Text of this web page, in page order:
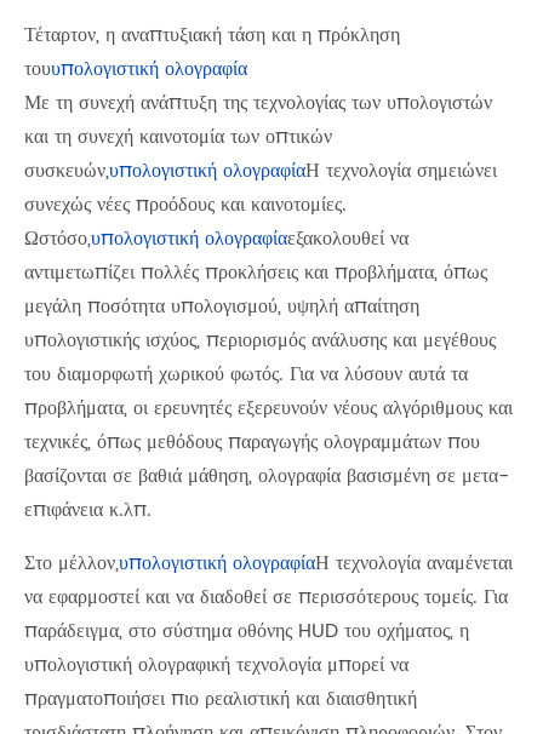
Τέταρτον, η αναπτυξιακή τάση και η πρόκληση
τουυπολογιστική ολογραφία
Με τη συνεχή ανάπτυξη της τεχνολογίας των υπολογιστών
και τη συνεχή καινοτομία των οπτικών
συσκευών,υπολογιστική ολογραφίαΗ τεχνολογία σημειώνει
συνεχώς νέες προόδους και καινοτομίες.
Ωστόσο,υπολογιστική ολογραφίαεξακολουθεί να
αντιμετωπίζει πολλές προκλήσεις και προβλήματα, όπως
μεγάλη ποσότητα υπολογισμού, υψηλή απαίτηση
υπολογιστικής ισχύος, περιορισμός ανάλυσης και μεγέθους
του διαμορφωτή χωρικού φωτός. Για να λύσουν αυτά τα
προβλήματα, οι ερευνητές εξερευνούν νέους αλγόριθμους και
τεχνικές, όπως μεθόδους παραγωγής ολογραμμάτων που
βασίζονται σε βαθιά μάθηση, ολογραφία βασισμένη σε μετα-
επιφάνεια κ.λπ.
Στο μέλλον,υπολογιστική ολογραφίαΗ τεχνολογία αναμένεται
να εφαρμοστεί και να διαδοθεί σε περισσότερους τομείς. Για
παράδειγμα, στο σύστημα οθόνης HUD του οχήματος, η
υπολογιστική ολογραφική τεχνολογία μπορεί να
πραγματοποιήσει πιο ρεαλιστική και διαισθητική